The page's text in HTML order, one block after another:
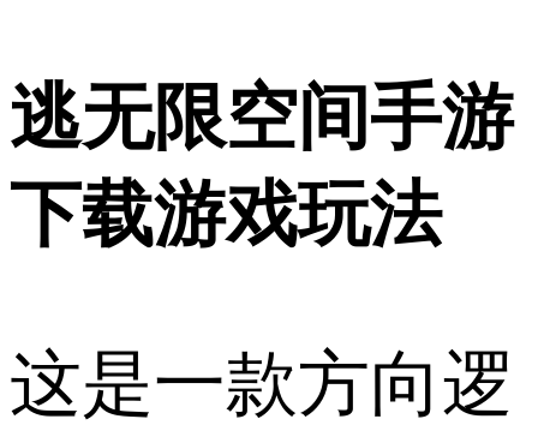
逃无限空间手游
下载游戏玩法
这是一款方向逻